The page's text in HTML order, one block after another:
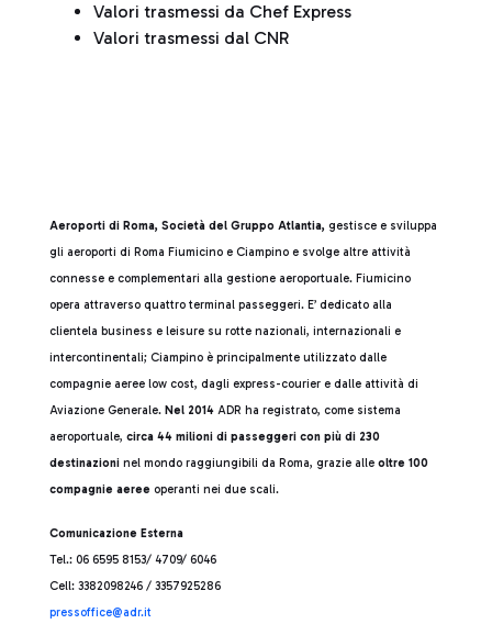
Valori trasmessi da Chef Express
Valori trasmessi dal CNR
Aeroporti di Roma, Società del Gruppo Atlantia, gestisce e sviluppa
gli aeroporti di Roma Fiumicino e Ciampino e svolge altre attività
connesse e complementari alla gestione aeroportuale. Fiumicino
opera attraverso quattro terminal passeggeri. E’ dedicato alla
clientela business e leisure su rotte nazionali, internazionali e
intercontinentali; Ciampino è principalmente utilizzato dalle
compagnie aeree low cost, dagli express-courier e dalle attività di
Aviazione Generale. Nel 2014 ADR ha registrato, come sistema
aeroportuale, circa 44 milioni di passeggeri con più di 230
destinazioni nel mondo raggiungibili da Roma, grazie alle oltre 100
compagnie aeree operanti nei due scali.
Comunicazione Esterna
Tel.: 06 6595 8153/ 4709/ 6046
Cell: 3382098246 / 3357925286
pressoffice@adr.it